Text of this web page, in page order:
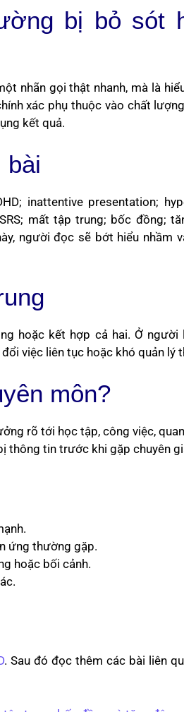
bị bỏ sót
nhãn gọi thật nhanh, mà là
xác phụ thuộc vào chất
kết quả.
bài
inattentive presentation;
mất tập trung; bốc đồng;
người đọc sẽ bớt hiểu nhầm
hoặc kết hợp cả hai. Ở người
việc liên tục hoặc khó quản lý
môn?
rõ tới học tập, công việc,
thông tin trước khi gặp chuyên
ứng thường gặp.
hoặc bối cảnh.
. Sau đó đọc thêm các bài liên